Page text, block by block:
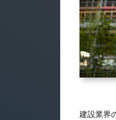
建設業界